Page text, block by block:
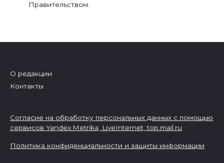
Правительством.
О редакции
Контакты
Согласие на обработку персональных данных с помощью
сервисов Yandex.Metrika, LiveInternet,top.mail.ru
Политика конфиденциальности и защиты информации